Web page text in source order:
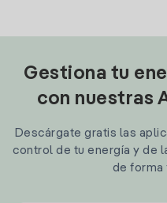
Gestiona tu
con nuestras
Descárgate gratis las
control de tu energía y de
de forma